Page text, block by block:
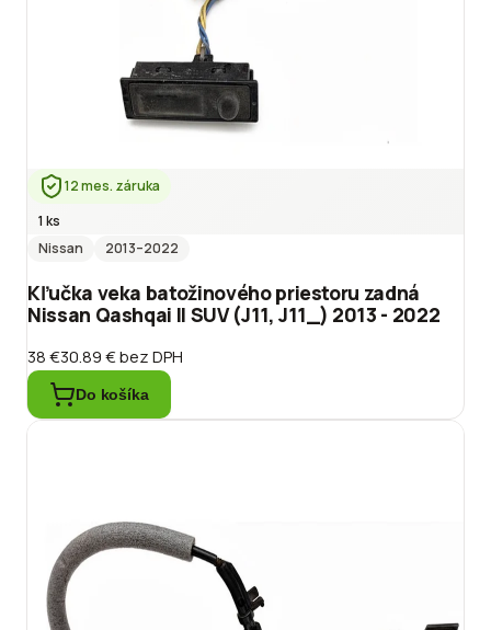
12 mes. záruka
1 ks
Nissan
2013–2022
Kľučka veka batožinového priestoru zadná
Nissan Qashqai II SUV (J11, J11_) 2013 - 2022
38 €30.89 €bez DPH
Do košíka